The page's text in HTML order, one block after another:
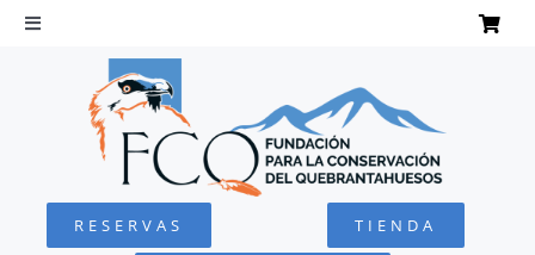
Saltar
Toggle
Navigation
QUEBRANTAHUESOS
FUNDACIÓN
RESERVAS TIENDA